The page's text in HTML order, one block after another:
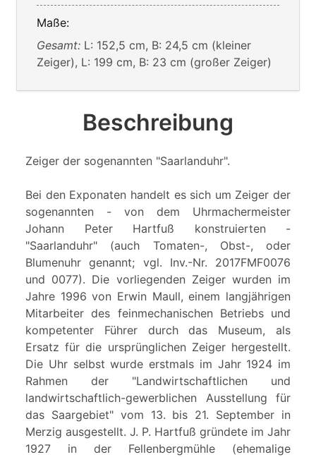
Maße:
Gesamt: L: 152,5 cm, B: 24,5 cm (kleiner
Zeiger), L: 199 cm, B: 23 cm (großer Zeiger)
Beschreibung
Zeiger der sogenannten "Saarlanduhr".
Bei den Exponaten handelt es sich um Zeiger der
sogenannten - von dem Uhrmachermeister
Johann Peter Hartfuß konstruierten -
"Saarlanduhr" (auch Tomaten-, Obst-, oder
Blumenuhr genannt; vgl. Inv.-Nr. 2017FMF0076
und 0077). Die vorliegenden Zeiger wurden im
Jahre 1996 von Erwin Maull, einem langjährigen
Mitarbeiter des feinmechanischen Betriebs und
kompetenter Führer durch das Museum, als
Ersatz für die ursprünglichen Zeiger hergestellt.
Die Uhr selbst wurde erstmals im Jahr 1924 im
Rahmen der "Landwirtschaftlichen und
landwirtschaftlich-gewerblichen Ausstellung für
das Saargebiet" vom 13. bis 21. September in
Merzig ausgestellt. J. P. Hartfuß gründete im Jahr
1927 in der Fellenbergmühle (ehemalige